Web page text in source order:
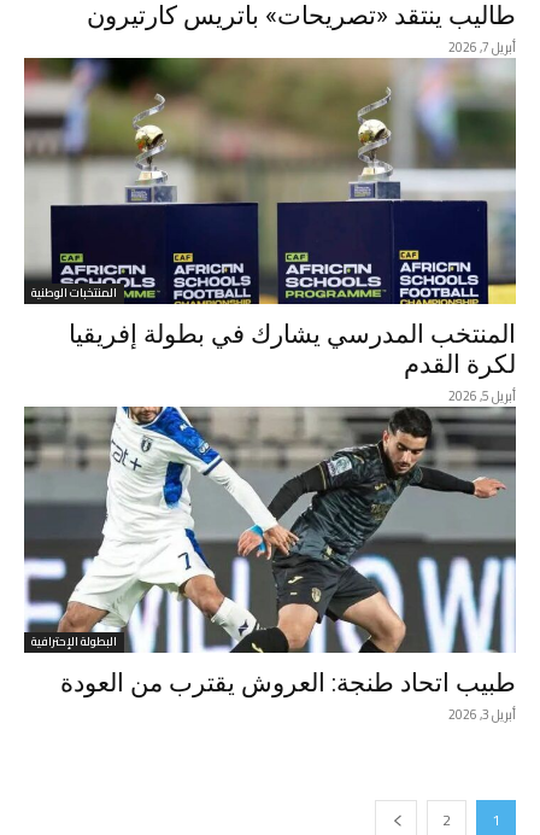
طاليب ينتقد «تصريحات» باتريس كارتيرون
أبريل 7, 2026
المنتخبات الوطنية
المنتخب المدرسي يشارك في بطولة إفريقيا
لكرة القدم
أبريل 5, 2026
البطولة الإحترافية
طبيب اتحاد طنجة: العروش يقترب من العودة
أبريل 3, 2026
1
2